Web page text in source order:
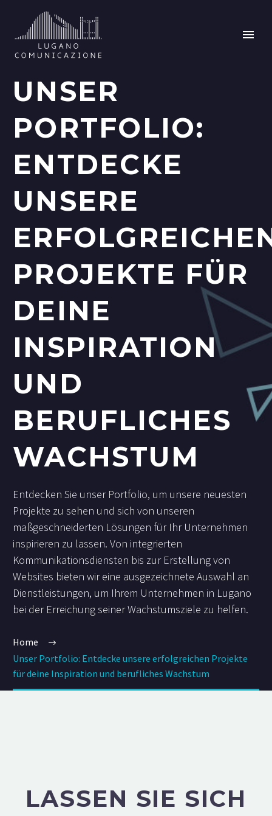
UNSER
PORTFOLIO:
ENTDECKE
UNSERE
PROJEKTE FÜR
DEINE
INSPIRATION
UND
BERUFLICHES
WACHSTUM
Entdecken Sie unser Portfolio, um unsere neuesten
Projekte zu sehen und sich von unseren
maßgeschneiderten Lösungen für Ihr Unternehmen
inspirieren zu lassen. Von integrierten
Kommunikationsdiensten bis zur Erstellung von
Websites bieten wir eine ausgezeichnete Auswahl an
Dienstleistungen, um Ihrem Unternehmen in Lugano
bei der Erreichung seiner Wachstumsziele zu helfen.
Home
Unser Portfolio: Entdecke unsere erfolgreichen Projekte
für deine Inspiration und berufliches Wachstum
LASSEN SIE SICH